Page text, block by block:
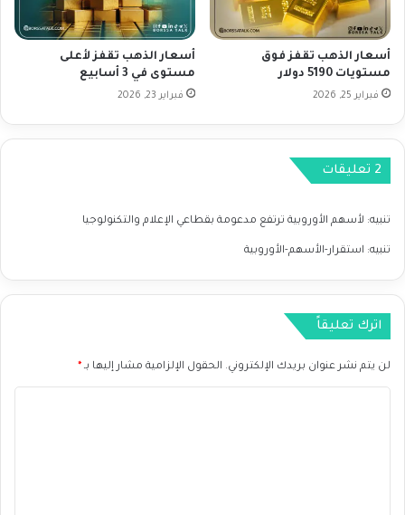
ة
م
ن
أ
ه
م
و
ك
أسعار الذهب تقفز فوق
مستويات 5190 دولار
فبراير 25, 2026
أسعار الذهب تقفز لأعلى
مستوى في 3 أسابيع
فبراير 23, 2026
‫2 تعليقات
تنبيه: لأسهم الأوروبية ترتفع مدعومة بقطاعي الإعلام والتكنولوجيا
تنبيه: استقرار-الأسهم-الأوروبية
اترك تعليقاً
لن يتم نشر عنوان بريدك الإلكتروني. الحقول الإلزامية مشار إليها بـ *